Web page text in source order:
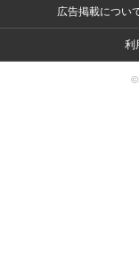
広告掲載につい
利